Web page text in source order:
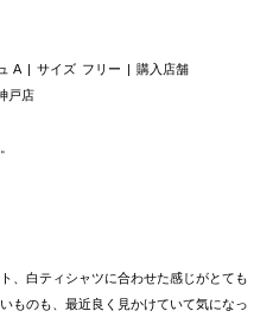
A サイズ フリー
購入店舗
戸店
、白ティシャツに合わせた感じがとても
ものも、最近良く見かけていて気になっ